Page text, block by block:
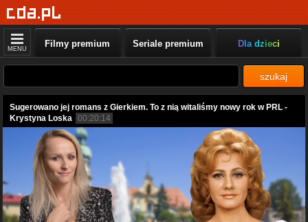
MENU Filmy premium Seriale premium Dla dzieci
szukaj
Sugerowano jej romans z Gierkiem. To z nią witaliśmy nowy rok w PRL -
Krystyna Loska 00:20:14